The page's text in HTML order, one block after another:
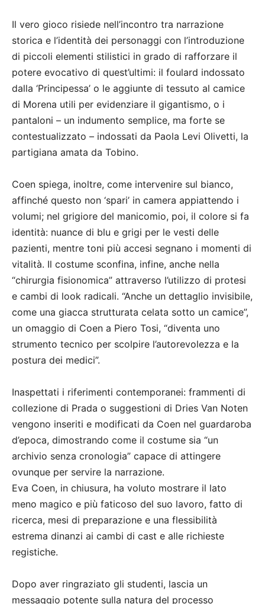
Il vero gioco risiede nell’incontro tra narrazione
storica e l’identità dei personaggi con l’introduzione
di piccoli elementi stilistici in grado di rafforzare il
potere evocativo di quest’ultimi: il foulard indossato
dalla ‘Principessa’ o le aggiunte di tessuto al camice
di Morena utili per evidenziare il gigantismo, o i
pantaloni – un indumento semplice, ma forte se
contestualizzato – indossati da Paola Levi Olivetti, la
partigiana amata da Tobino.
Coen spiega, inoltre, come intervenire sul bianco,
affinché questo non ‘spari’ in camera appiattendo i
volumi; nel grigiore del manicomio, poi, il colore si fa
identità: nuance di blu e grigi per le vesti delle
pazienti, mentre toni più accesi segnano i momenti di
vitalità. Il costume sconfina, infine, anche nella
“chirurgia fisionomica” attraverso l’utilizzo di protesi
e cambi di look radicali. “Anche un dettaglio invisibile,
come una giacca strutturata celata sotto un camice”,
un omaggio di Coen a Piero Tosi, “diventa uno
strumento tecnico per scolpire l’autorevolezza e la
postura dei medici”.
Inaspettati i riferimenti contemporanei: frammenti di
collezione di Prada o suggestioni di Dries Van Noten
vengono inseriti e modificati da Coen nel guardaroba
d’epoca, dimostrando come il costume sia “un
archivio senza cronologia” capace di attingere
ovunque per servire la narrazione.
Eva Coen, in chiusura, ha voluto mostrare il lato
meno magico e più faticoso del suo lavoro, fatto di
ricerca, mesi di preparazione e una flessibilità
estrema dinanzi ai cambi di cast e alle richieste
registiche.
Dopo aver ringraziato gli studenti, lascia un
messaggio potente sulla natura del processo